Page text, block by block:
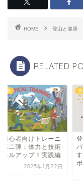
HOME 登山と健康
RELATED
と健康
を制する栄養戦略！
ォーマンスを最大化
食事術：登山はス